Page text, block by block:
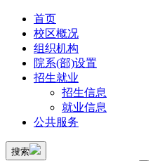
首页
校区概况
组织机构
院系(部)设置
招生就业
招生信息
就业信息
公共服务
搜索